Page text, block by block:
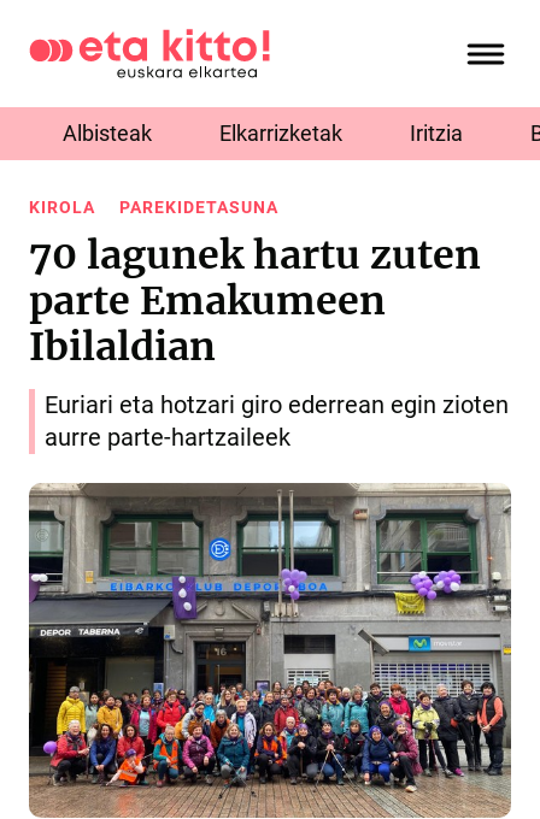
Albisteak Elkarrizketak Iritzia
KIROLA PAREKIDETASUNA
70 lagunek hartu zuten
parte Emakumeen
Ibilaldian
Euriari eta hotzari giro ederrean egin zioten
aurre parte-hartzaileek